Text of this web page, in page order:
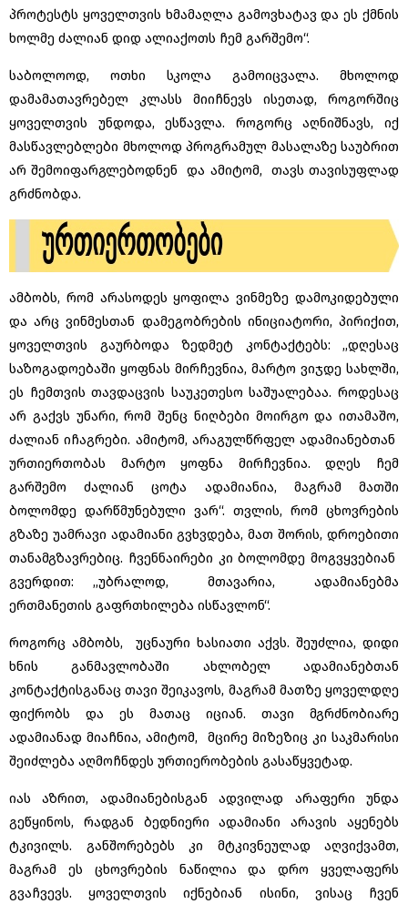
პროტესტს ყოველთვის ხმამაღლა გამოვხატავ და ეს ქმნის
ხოლმე ძალიან დიდ ალიაქოთს ჩემ გარშემო“.
საბოლოოდ, ოთხი სკოლა გამოიცვალა. მხოლოდ
დამამათავრებელ კლასს მიიჩნევს ისეთად, როგორშიც
ყოველთვის უნდოდა, ესწავლა. როგორც აღნიშნავს, იქ
მასწავლებლები მხოლოდ პროგრამულ მასალაზე საუბრით
არ შემოიფარგლებოდნენ და ამიტომ, თავს თავისუფლად
გრძნობდა.
ამბობს, რომ არასოდეს ყოფილა ვინმეზე დამოკიდებული
და არც ვინმესთან დამეგობრების ინიციატორი, პირიქით,
ყოველთვის გაურბოდა ზედმეტ კონტაქტებს: ,,დღესაც
საზოგადოებაში ყოფნას მირჩევნია, მარტო ვიჯდე სახლში,
ეს ჩემთვის თავდაცვის საუკეთესო საშუალებაა. როდესაც
არ გაქვს უნარი, რომ შენც ნიღბები მოირგო და ითამაშო,
ძალიან იჩაგრები. ამიტომ, არაგულწრფელ ადამიანებთან
ურთიერთობას მარტო ყოფნა მირჩევნია. დღეს ჩემ
გარშემო ძალიან ცოტა ადამიანია, მაგრამ მათში
ბოლომდე დარწმუნებული ვარ“. თვლის, რომ ცხოვრების
გზაზე უამრავი ადამიანი გვხვდება, მათ შორის, დროებითი
თანამგზავრებიც. ჩვენნაირები კი ბოლომდე მოგვყვებიან
გვერდით: ,,უბრალოდ, მთავარია, ადამიანებმა
ერთმანეთის გაფრთხილება ისწავლონ“.
როგორც ამბობს, უცნაური ხასიათი აქვს. შეუძლია, დიდი
ხნის განმავლობაში ახლობელ ადამიანებთან
კონტაქტისგანაც თავი შეიკავოს, მაგრამ მათზე ყოველდღე
ფიქრობს და ეს მათაც იციან. თავი მგრძნობიარე
ადამიანად მიაჩნია, ამიტომ, მცირე მიზეზიც კი საკმარისი
შეიძლება აღმოჩნდეს ურთიერობების გასაწყვეტად.
იას აზრით, ადამიანებისგან ადვილად არაფერი უნდა
გეწყინოს, რადგან ბედნიერი ადამიანი არავის აყენებს
ტკივილს. განშორებებს კი მტკივნეულად აღვიქვამთ,
მაგრამ ეს ცხოვრების ნაწილია და დრო ყველაფერს
გვაჩვევს. ყოველთვის იქნებიან ისინი, ვისაც ჩვენ